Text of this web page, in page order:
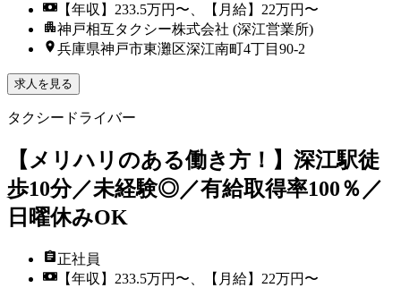
【年収】233.5万円〜、【月給】22万円〜
神戸相互タクシー株式会社 (深江営業所)
兵庫県神戸市東灘区深江南町4丁目90-2
求人を見る
タクシードライバー
【メリハリのある働き方！】深江駅徒
歩10分／未経験◎／有給取得率100％／
日曜休みOK
正社員
【年収】233.5万円〜、【月給】22万円〜